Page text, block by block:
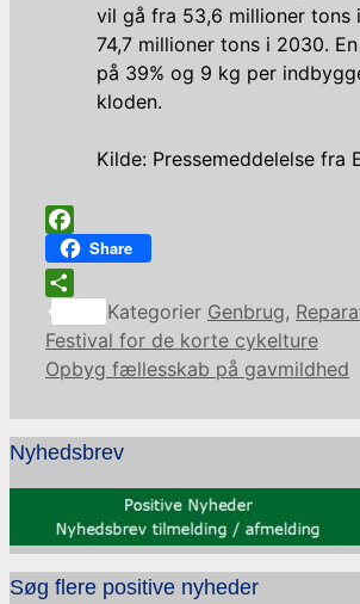
vil gå fra 53,6 millioner tons
74,7 millioner tons i 2030.
på 39% og 9 kg per
kloden.
Kilde: Pressemeddelelse fra
Facebook
Share
Share
Kategorier Genbrug,
Festival for de korte cykelture
Opbyg fællesskab på gavmildhed
Nyhedsbrev
Søg flere positive nyheder